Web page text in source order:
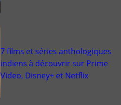
7 films et séries anthologiques
indiens à découvrir sur Prime
Video, Disney+ et Netflix